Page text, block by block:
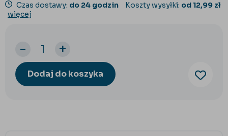
Czas dostawy: do 24 godzin Koszty wysyłki: od 12,99 zł
więcej
- +
Dodaj do koszyka